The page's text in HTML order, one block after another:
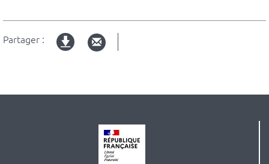
Partager :